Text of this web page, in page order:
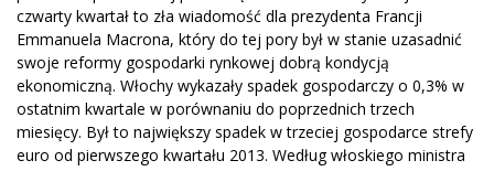
czwarty kwartał to zła wiadomość dla prezydenta Francji
Emmanuela Macrona, który do tej pory był w stanie uzasadnić
swoje reformy gospodarki rynkowej dobrą kondycją
ekonomiczną. Włochy wykazały spadek gospodarczy o 0,3% w
ostatnim kwartale w porównaniu do poprzednich trzech
miesięcy. Był to największy spadek w trzeciej gospodarce strefy
euro od pierwszego kwartału 2013. Według włoskiego ministra